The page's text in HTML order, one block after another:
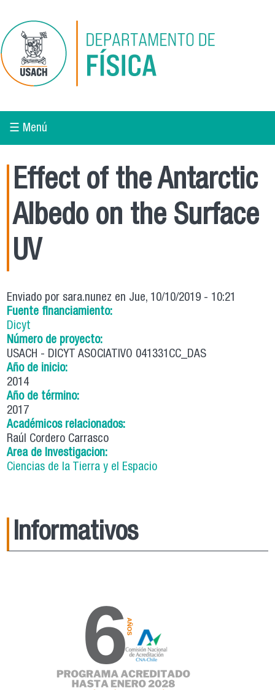
☰ Menú
Effect of the Antarctic
Albedo on the Surface
UV
Enviado porsara.nunez en Jue, 10/10/2019 - 10:21
Fuente financiamiento:
Dicyt
Número de proyecto:
USACH - DICYT ASOCIATIVO 041331CC_DAS
Año de inicio:
2014
Año de término:
2017
Académicos relacionados:
Raúl Cordero Carrasco
Area de Investigacion:
Ciencias de la Tierra y el Espacio
Informativos